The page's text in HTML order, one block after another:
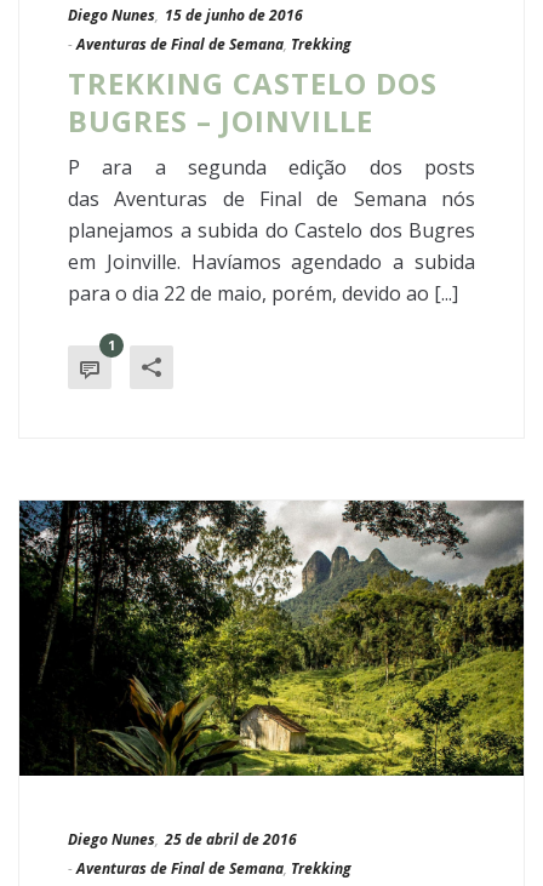
Diego Nunes, 15 de junho de 2016
-Aventuras de Final de Semana, Trekking
TREKKING CASTELO DOS
BUGRES – JOINVILLE
P ara a segunda edição dos posts
das Aventuras de Final de Semana nós
planejamos a subida do Castelo dos Bugres
em Joinville. Havíamos agendado a subida
para o dia 22 de maio, porém, devido ao [...]
1
Diego Nunes, 25 de abril de 2016
-Aventuras de Final de Semana, Trekking